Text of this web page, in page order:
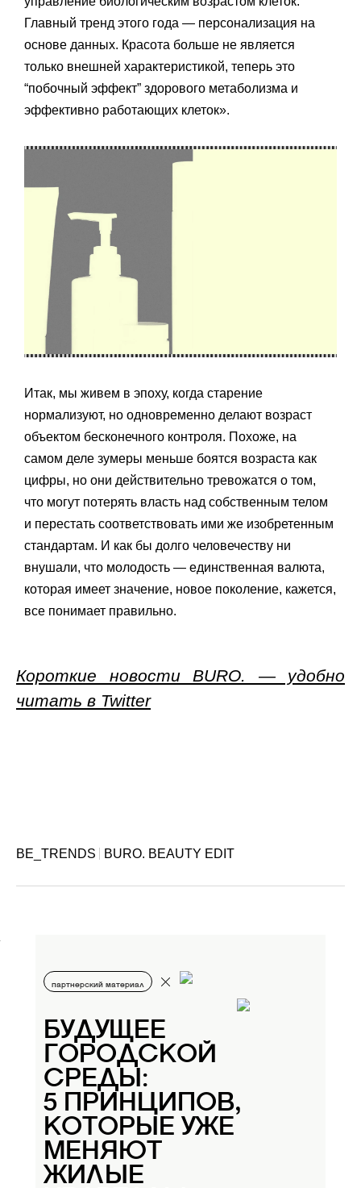
Главный тренд этого года — персонализация на
основе данных. Красота больше не является
только внешней характеристикой, теперь это
“побочный эффект”‎ здорового метаболизма и
эффективно работающих клеток»‎.
Итак, мы живем в эпоху, когда старение
нормализуют, но одновременно делают возраст
объектом бесконечного контроля. Похоже, на
самом деле зумеры меньше боятся возраста как
цифры, но они действительно тревожатся о том,
что могут потерять власть над собственным телом
и перестать соответствовать ими же изобретенным
стандартам. И как бы долго человечеству ни
внушали, что молодость — единственная валюта,
которая имеет значение, новое поколение, кажется,
все понимает правильно.
Короткие новости BURO. — удобно
читать в Twitter
BE_TRENDS BURO. BEAUTY EDIT
партнерский материал
БУДУЩЕЕ
ГОРОДСКОЙ
СРЕДЫ:
5 ПРИНЦИПОВ,
КОТОРЫЕ УЖЕ
МЕНЯЮТ
ЖИЛЫЕ